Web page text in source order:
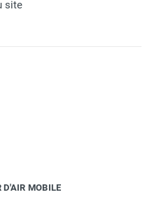
site
D'AIR MOBILE